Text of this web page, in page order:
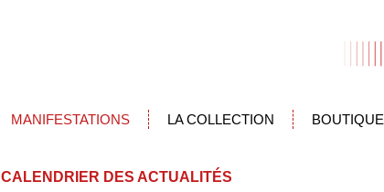
MANIFESTATIONS LA COLLECTION BOUTIQUE
CALENDRIER DES ACTUALITÉS